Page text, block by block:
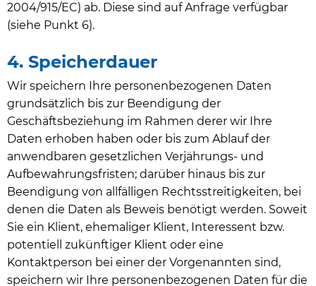
2004/915/EC) ab. Diese sind auf Anfrage verfügbar
(siehe Punkt 6).
4. Speicherdauer
Wir speichern Ihre personenbezogenen Daten
grundsätzlich bis zur Beendigung der
Geschäftsbeziehung im Rahmen derer wir Ihre
Daten erhoben haben oder bis zum Ablauf der
anwendbaren gesetzlichen Verjährungs- und
Aufbewahrungsfristen; darüber hinaus bis zur
Beendigung von allfälligen Rechtsstreitigkeiten, bei
denen die Daten als Beweis benötigt werden. Soweit
Sie ein Klient, ehemaliger Klient, Interessent bzw.
potentiell zukünftiger Klient oder eine
Kontaktperson bei einer der Vorgenannten sind,
speichern wir Ihre personenbezogenen Daten für die